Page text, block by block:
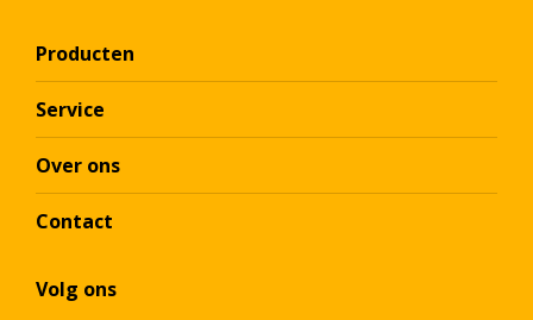
Producten
Service
Over ons
Contact
Volg ons